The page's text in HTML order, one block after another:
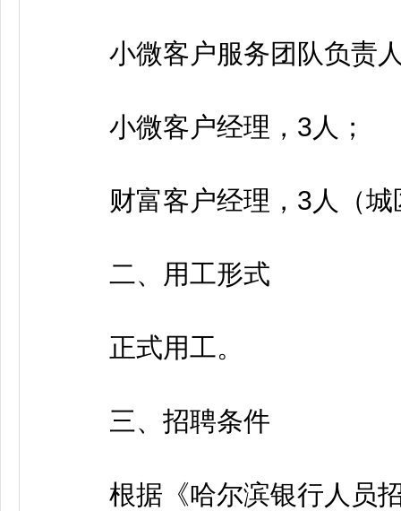
小微客户服务团队负责
小微客户经理，3人；
财富客户经理，3人（城
二、用工形式
正式用工。
三、招聘条件
根据《哈尔滨银行人员招